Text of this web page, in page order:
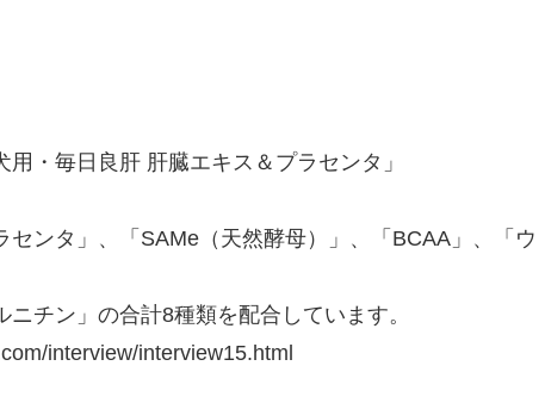
・毎日良肝 肝臓エキス＆プラセンタ」
センタ」、「SAMe（天然酵母）」、「BCAA」、「ウ
チン」の合計8種類を配合しています。
interview/interview15.html